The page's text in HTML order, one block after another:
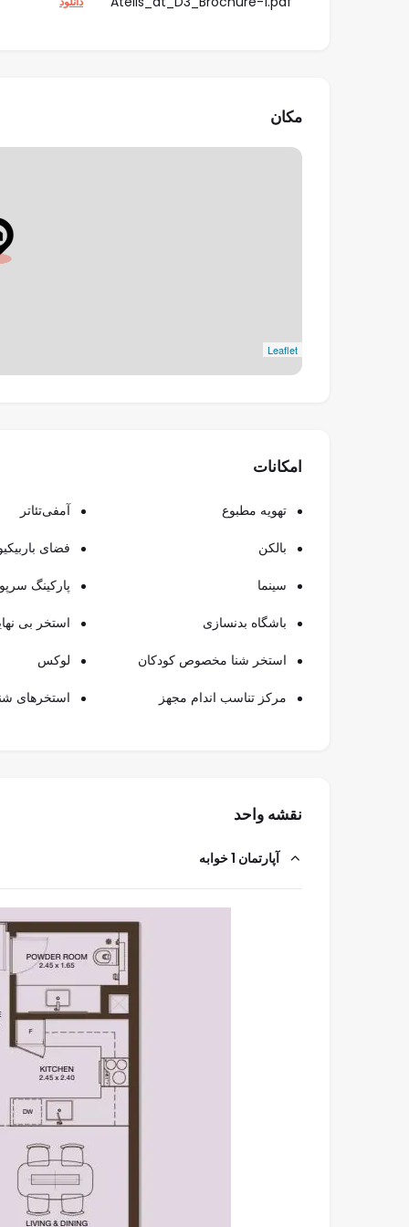
مکان
Leaflet
امکانات
تهویه مطبوع آمفی‌تئاتر
بالکن فضای
سینما پارکینگ
باشگاه بدنسازی استخر بی
استخر شنا مخصوص کودکان لوکس
مرکز تناسب اندام مجهز استخرهای
نقشه واحد
آپارتمان 1 خوابه